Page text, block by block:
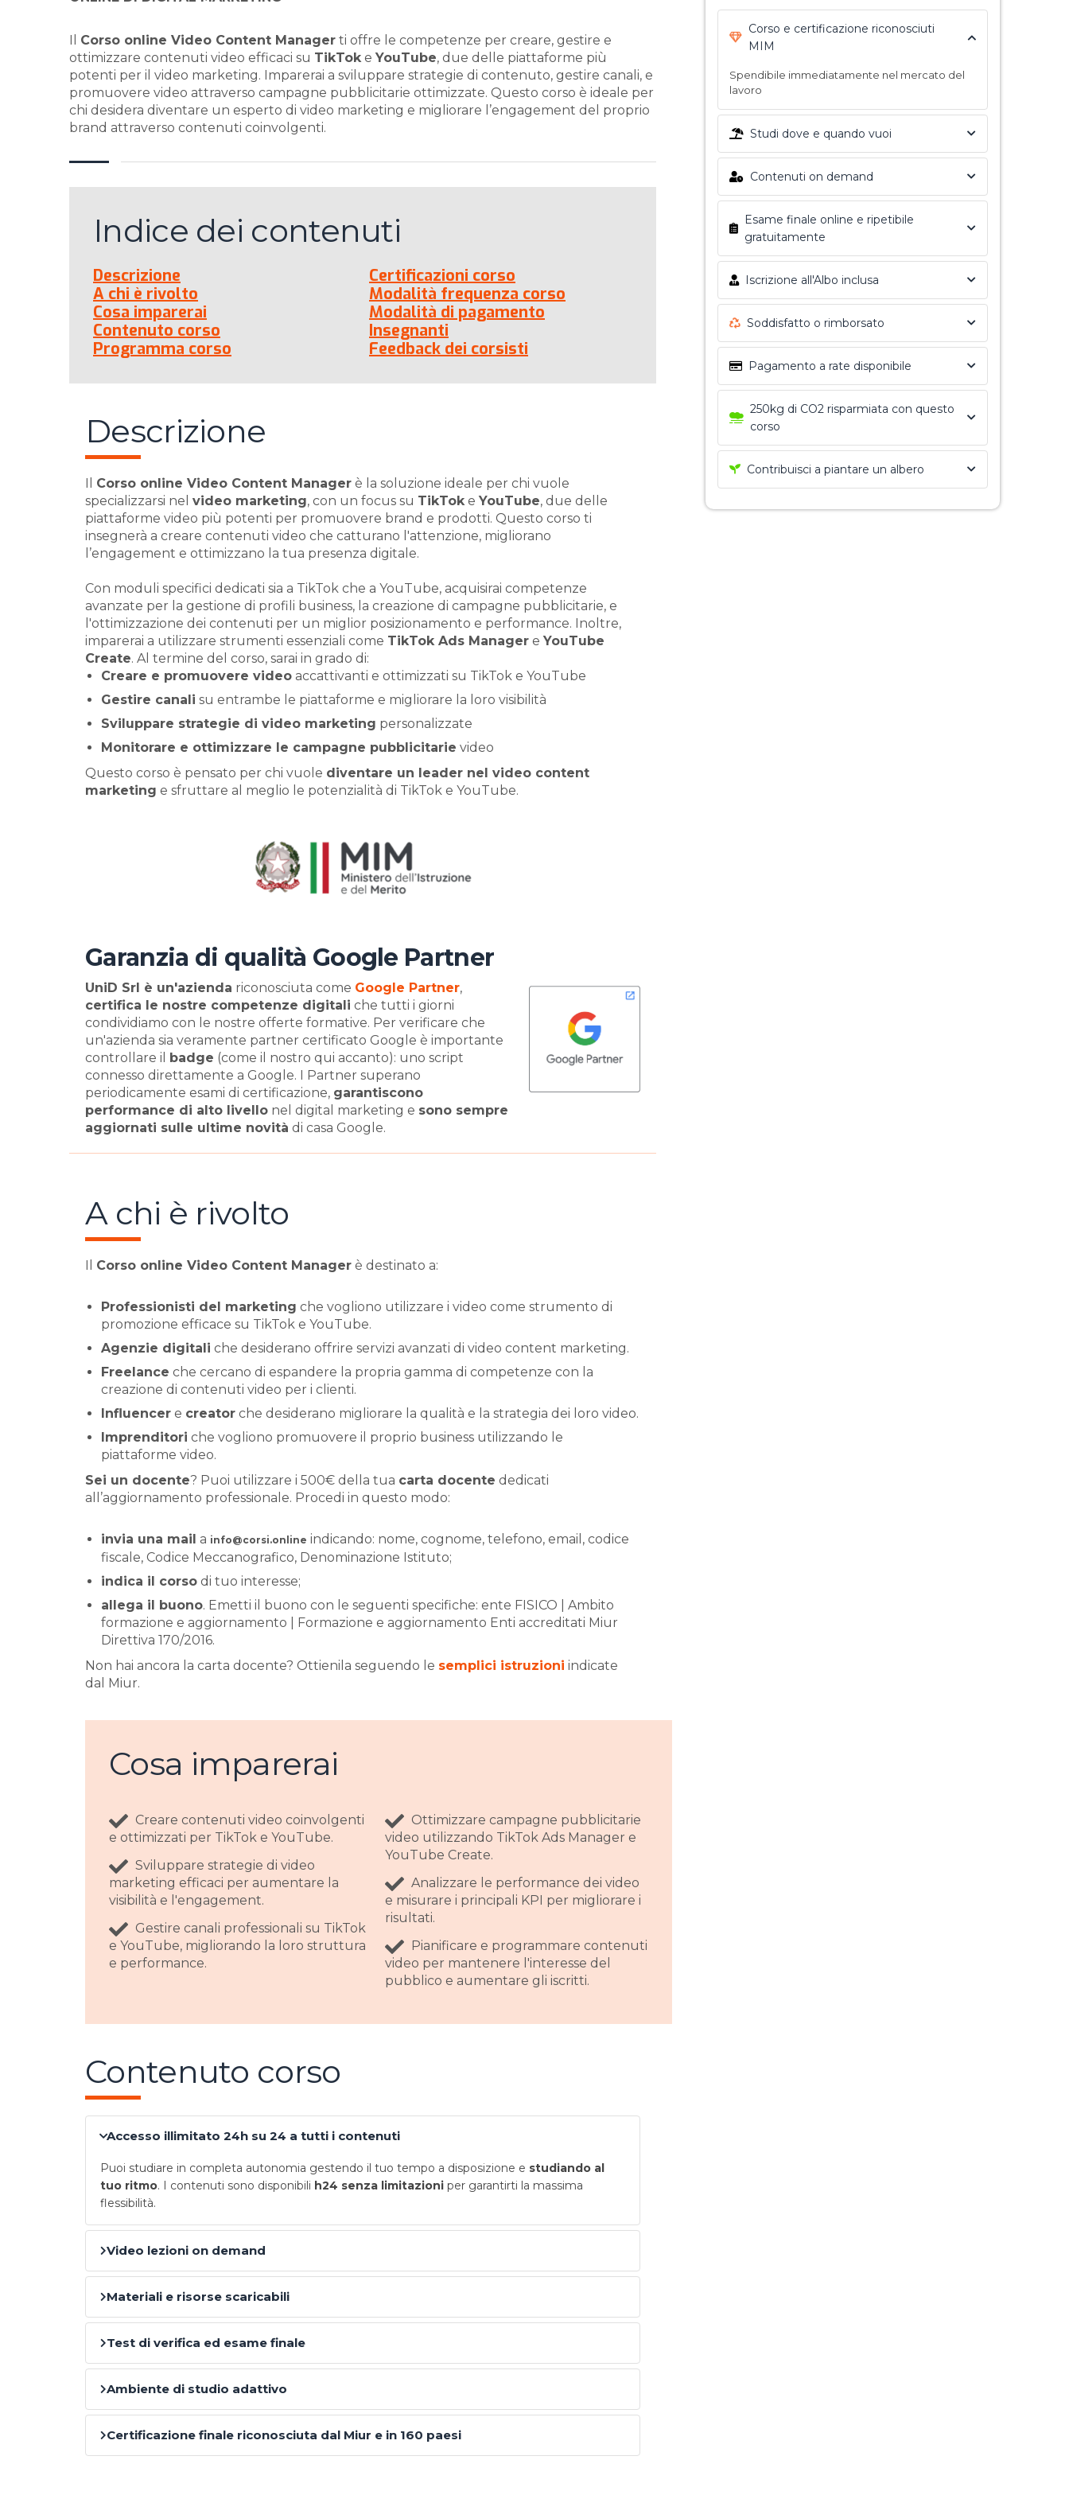
Il Corso online Video Content Manager ti offre le competenze per creare, gestire e
ottimizzare contenuti video efficaci su TikToke YouTube, due delle piattaforme più
potenti per il video marketing. Imparerai a sviluppare strategie di contenuto, gestire canali, e
promuovere video attraverso campagne pubblicitarie ottimizzate. Questo corso è ideale per
chi desidera diventare un esperto di video marketing e migliorare l’engagement del proprio
brand attraverso contenuti coinvolgenti.
Indice dei contenuti
Descrizione
A chi è rivolto
Cosa imparerai
Contenuto corso
Programma corso
Certificazioni corso
Modalità frequenza corso
Modalità di pagamento
Insegnanti
Feedback dei corsisti
Descrizione
Il Corso online Video Content Manager è la soluzione ideale per chi vuole
specializzarsi nel video marketing, con un focus su TikToke YouTube, due delle
piattaforme video più potenti per promuovere brand e prodotti. Questo corso ti
insegnerà a creare contenuti video che catturano l'attenzione, migliorano
l’engagement e ottimizzano la tua presenza digitale.
Con moduli specifici dedicati sia a TikTok che a YouTube, acquisirai competenze
avanzate per la gestione di profili business, la creazione di campagne pubblicitarie, e
l'ottimizzazione dei contenuti per un miglior posizionamento e performance. Inoltre,
imparerai a utilizzare strumenti essenziali come TikTok Ads Manager e YouTube
Create. Al termine del corso, sarai in grado di:
Creare e promuovere video accattivanti e ottimizzati su TikTok e YouTube
Gestire canali su entrambe le piattaforme e migliorare la loro visibilità
Sviluppare strategie di video marketing personalizzate
Monitorare e ottimizzare le campagne pubblicitarie video
Questo corso è pensato per chi vuole diventare un leader nel video content
marketing e sfruttare al meglio le potenzialità di TikTok e YouTube.
Garanzia di qualità Google Partner
UniD Srl è un'azienda riconosciuta come Google Partner,
certifica le nostre competenze digitali che tutti i giorni
condividiamo con le nostre offerte formative. Per verificare che
un'azienda sia veramente partner certificato Google è importante
controllare il badge (come il nostro qui accanto): uno script
connesso direttamente a Google. I Partner superano
periodicamente esami di certificazione, garantiscono
performance di alto livello nel digital marketing e sono sempre
aggiornati sulle ultime novità di casa Google.
A chi è rivolto
Il Corso online Video Content Manager è destinato a:
Professionisti del marketing che vogliono utilizzare i video come strumento di
promozione efficace su TikTok e YouTube.
Agenzie digitali che desiderano offrire servizi avanzati di video content marketing.
Freelance che cercano di espandere la propria gamma di competenze con la
creazione di contenuti video per i clienti.
Influencer e creator che desiderano migliorare la qualità e la strategia dei loro video.
Imprenditori che vogliono promuovere il proprio business utilizzando le
piattaforme video.
Sei un docente? Puoi utilizzare i 500€ della tua carta docente dedicati
all’aggiornamento professionale. Procedi in questo modo:
invia una mail a info@corsi.online indicando: nome, cognome, telefono, email, codice
fiscale, Codice Meccanografico, Denominazione Istituto;
indica il corso di tuo interesse;
allega il buono. Emetti il buono con le seguenti specifiche: ente FISICO | Ambito
formazione e aggiornamento | Formazione e aggiornamento Enti accreditati Miur
Direttiva 170/2016.
Non hai ancora la carta docente? Ottienila seguendo le semplici istruzioni indicate
dal Miur.
Cosa imparerai
Creare contenuti video coinvolgenti
e ottimizzati per TikTok e YouTube.
Sviluppare strategie di video
marketing efficaci per aumentare la
visibilità e l'engagement.
Gestire canali professionali su TikTok
e YouTube, migliorando la loro struttura
e performance.
Ottimizzare campagne pubblicitarie
video utilizzando TikTok Ads Manager e
YouTube Create.
Analizzare le performance dei video
e misurare i principali KPI per migliorare i
risultati.
Pianificare e programmare contenuti
video per mantenere l'interesse del
pubblico e aumentare gli iscritti.
Contenuto corso
Accesso illimitato 24h su 24 a tutti i contenuti
Puoi studiare in completa autonomia gestendo il tuo tempo a disposizione e studiando al
tuo ritmo. I contenuti sono disponibili h24 senza limitazioni per garantirti la massima
flessibilità.
Video lezioni on demand
Materiali e risorse scaricabili
Test di verifica ed esame finale
Ambiente di studio adattivo
Certificazione finale riconosciuta dal Miur e in 160 paesi
Corso e certificazione riconosciuti
MIM
Spendibile immediatamente nel mercato del
lavoro
Studi dove e quando vuoi
Contenuti on demand
Esame finale online e ripetibile
gratuitamente
Iscrizione all'Albo inclusa
Soddisfatto o rimborsato
Pagamento a rate disponibile
250kg di CO2 risparmiata con questo
corso
Contribuisci a piantare un albero